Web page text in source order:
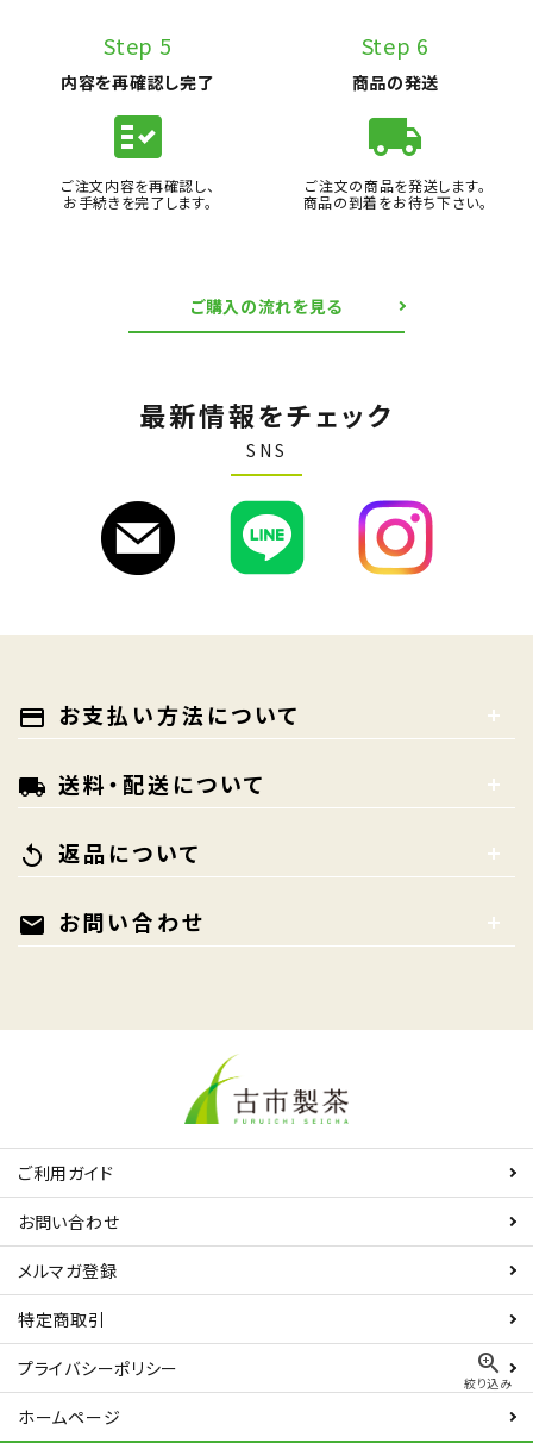
zoom_in
絞り込み
Step 5
内容を再確認し完了
fact_check
ご注文内容を再確認し、
お手続きを完了します。
Step 6
商品の発送
local_shipping
ご注文の商品を発送します。
商品の到着をお待ち下さい。
ご購入の流れを見る
最新情報をチェック
SNS
payment お支払い方法について
local_shipping 送料・配送について
replay 返品について
mail お問い合わせ
ご利用ガイド
お問い合わせ
メルマガ登録
特定商取引
プライバシーポリシー
ホームページ